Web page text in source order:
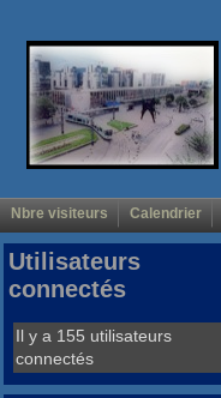
Nbre visiteurs Calendrier
Utilisateurs
connectés
Il y a 155 utilisateurs
connectés